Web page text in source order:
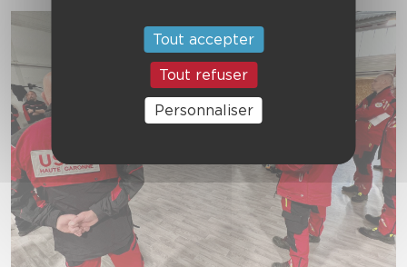
Tout accepter
Tout refuser
Personnaliser